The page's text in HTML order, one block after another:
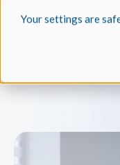
Your settings are